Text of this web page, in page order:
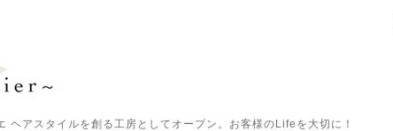
ヘアスタイルを創る工房としてオープン。お客様のLifeを大切に！